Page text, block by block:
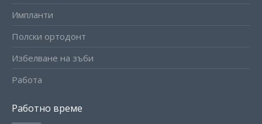
Импланти
Полски ортодонт
Избелване на зъби
Работа
Работно време